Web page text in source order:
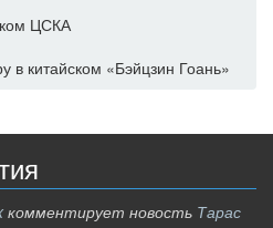
ЦСКА
в китайском «Бэйцзин Гоань»
комментирует новость Тарас